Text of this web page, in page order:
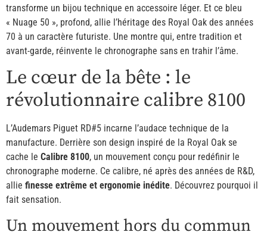
transforme un bijou technique en accessoire léger. Et ce bleu
« Nuage 50 », profond, allie l’héritage des Royal Oak des années
70 à un caractère futuriste. Une montre qui, entre tradition et
avant-garde, réinvente le chronographe sans en trahir l’âme.
Le cœur de la bête : le
révolutionnaire calibre 8100
L’Audemars Piguet RD#5 incarne l’audace technique de la
manufacture. Derrière son design inspiré de la Royal Oak se
cache le Calibre 8100, un mouvement conçu pour redéfinir le
chronographe moderne. Ce calibre, né après des années de R&D,
allie finesse extrême et ergonomie inédite. Découvrez pourquoi il
fait sensation.
Un mouvement hors du commun